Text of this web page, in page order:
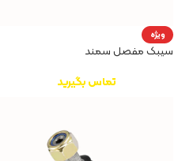
ویژه
سیبک مفصل سمند
تماس بگیرید